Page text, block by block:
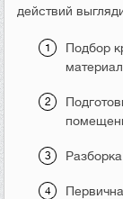
действий
Подбор